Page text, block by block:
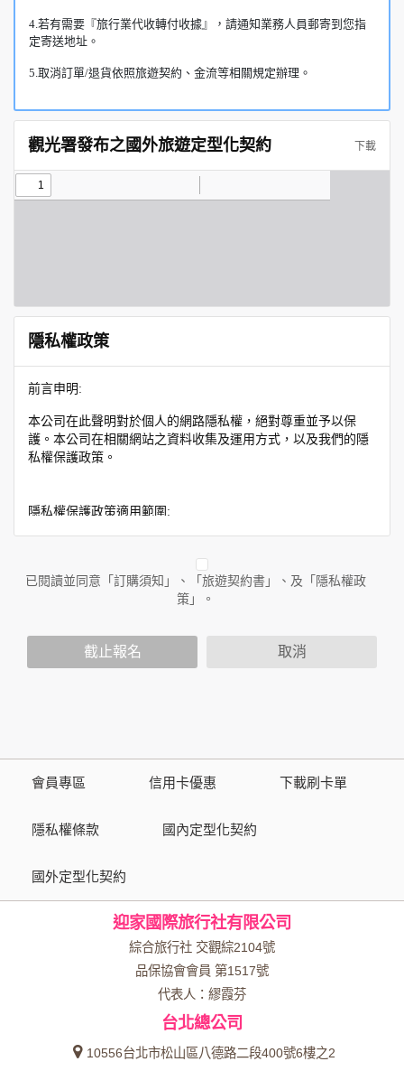
4.若有需要『旅行業代收轉付收據』，請通知業務人員郵寄到您指
定寄送地址。
5.取消訂單/退貨依照旅遊契約、金流等相關規定辦理。
觀光署發布之國外旅遊定型化契約 下載
隱私權政策
前言申明:
本公司在此聲明對於個人的網路隱私權，絕對尊重並予以保
護。本公司在相關網站之資料收集及運用方式，以及我們的隱
私權保護政策。
隱私權保護政策適用範圍:
務時收集到的身份識別資料，也包括本公司如何處理在商業合
作與本公司合作時分享的任何身份識別資料。隱私權保護政策
不適用於本公司以外的公司或網站群，與非本站所僱用或管理
放連結的廠商也可能蒐集您個人的資料。對於您主動提供的個
人資訊，這些廣告廠商或連結網站有其個別的隱私權保護政
策，其資料處理措施不適用於本公司隱私權保護政策。
資料的蒐集與使用方式:
為了在本網站提供您最佳的互動性服務，可能會請您提供相關
本網站在您使用服務信箱、問卷調查等互動性功能時，會保留
於一般瀏覽時，伺服器會自行記錄相關行徑，包括您使用連線
設備的 IP 位址、使用時間、使用的瀏覽器、瀏覽及點選資料記
錄等，做為我們增進網站服務的參考依據，此記錄為內部應
用，決不對外公布。
為提供精確的服務，我們會將收集的問卷調查內容進行統計與
分析，分析結果之統計數據或說明文字呈現，除供內部研究
外，我們會視需要公佈統計數據及說明文字，但不涉及特定個
已閱讀並同意「訂購須知」、「旅遊契約書」、及「隱私權政
策」。
截止報名 取消
會員專區 信用卡優惠 下載刷卡單
隱私權條款 國內定型化契約
國外定型化契約
迎家國際旅行社有限公司
綜合旅行社 交觀綜2104號
品保協會會員 第1517號
代表人：繆霞芬
台北總公司
10556台北市松山區八德路二段400號6樓之2